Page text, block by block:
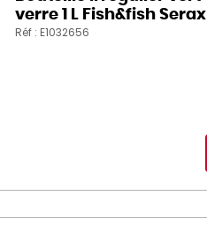
verre 1 L Fish&fish Serax
Réf : E1032656